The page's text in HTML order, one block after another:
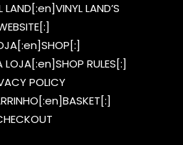
LAND[:en]VINYL LAND’S
LOJA[:en]SHOP RULES[:]
POLICY